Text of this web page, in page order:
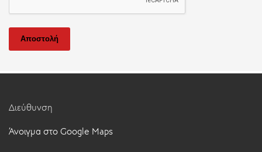
Αποστολή
Διεύθυνση
Άνοιγμα στο Google Maps